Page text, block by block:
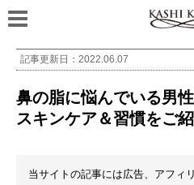
記事更新日： 2022.06.07
鼻の脂に悩んでいる男
スキンケア＆習慣をご紹
当サイトの記事には広告、アフィ